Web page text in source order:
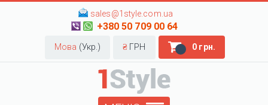
sales@1style.com.ua
+380 50 709 00 64
Мова (Укр.) ₴ ГРН 0 грн.